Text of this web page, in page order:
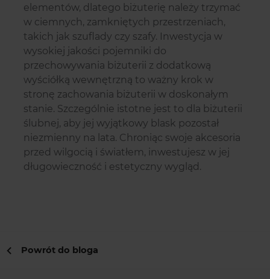
elementów, dlatego biżuterię należy trzymać
w ciemnych, zamkniętych przestrzeniach,
takich jak szuflady czy szafy. Inwestycja w
wysokiej jakości pojemniki do
przechowywania biżuterii z dodatkową
wyściółką wewnętrzną to ważny krok w
stronę zachowania biżuterii w doskonałym
stanie. Szczególnie istotne jest to dla biżuterii
ślubnej, aby jej wyjątkowy blask pozostał
niezmienny na lata. Chroniąc swoje akcesoria
przed wilgocią i światłem, inwestujesz w jej
długowieczność i estetyczny wygląd.
Powrót do bloga